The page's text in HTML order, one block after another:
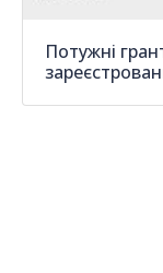
Потужні